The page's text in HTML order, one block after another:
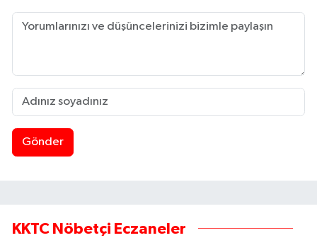
Gönder
KKTC Nöbetçi Eczaneler